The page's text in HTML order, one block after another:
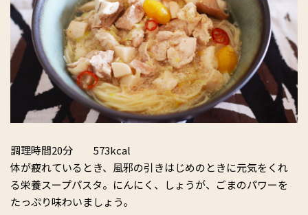
調理時間20分 573kcal
体が疲れているとき、風邪の引きはじめのときに元気をくれ
る栄養スープパスタ。にんにく、しょうが、ごまのパワーを
たっぷり味わいましょう。